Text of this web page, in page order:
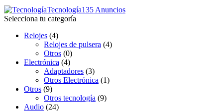
Tecnología135 Anuncios
Selecciona tu categoría
Relojes (4)
Relojes de pulsera (4)
Otros (0)
Electrónica (4)
Adaptadores (3)
Otros Electrónica (1)
Otros (9)
Otros tecnología (9)
Audio (24)